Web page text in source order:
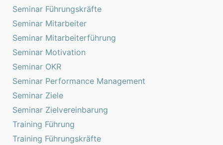
Seminar Führungskräfte
Seminar Mitarbeiter
Seminar Mitarbeiterführung
Seminar Motivation
Seminar OKR
Seminar Performance Management
Seminar Ziele
Seminar Zielvereinbarung
Training Führung
Training Führungskräfte